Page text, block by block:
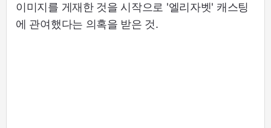
이미지를 게재한 것을 시작으로 '엘리자벳' 캐스팅
에 관여했다는 의혹을 받은 것.